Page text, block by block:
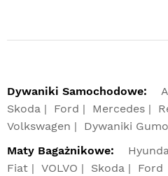
Dywaniki Samochodowe:
Skoda
Ford Mercedes
Volkswagen
Dywaniki
Maty Bagażnikowe:
Fiat
VOLVO Skoda
Ford